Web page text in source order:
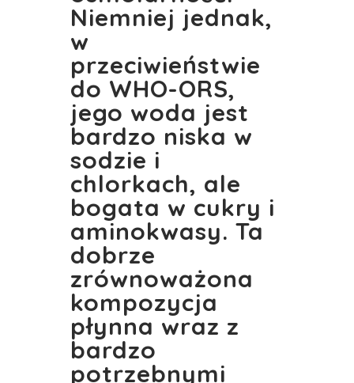
Niemniej jednak,
w
przeciwieństwie
do WHO-ORS,
jego woda jest
bardzo niska w
sodzie i
chlorkach, ale
bogata w cukry i
aminokwasy. Ta
dobrze
zrównoważona
kompozycja
płynna wraz z
bardzo
potrzebnymi